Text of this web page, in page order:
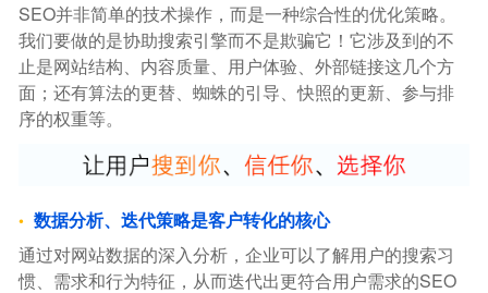
SEO并非简单的技术操作，而是一种综合性的优化策略。
我们要做的是协助搜索引擎而不是欺骗它！它涉及到的不
止是网站结构、内容质量、用户体验、外部链接这几个方
面；还有算法的更替、蜘蛛的引导、快照的更新、参与排
序的权重等。
数据分析、迭代策略是客户转化的核心
通过对网站数据的深入分析，企业可以了解用户的搜索习
惯、需求和行为特征，从而迭代出更符合用户需求的SEO